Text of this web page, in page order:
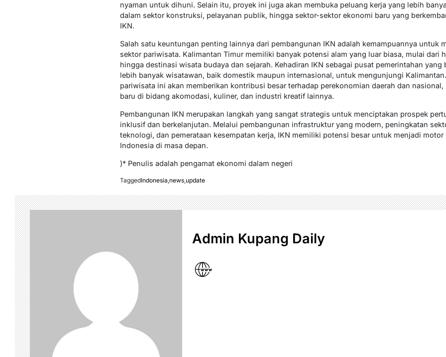
nyaman untuk dihuni. Selain itu, proyek ini juga akan membuka peluang kerja yang lebih
dalam sektor konstruksi, pelayanan publik, hingga sektor-sektor ekonomi baru yang
IKN.
Salah satu keuntungan penting lainnya dari pembangunan IKN adalah kemampuannya untuk
sektor pariwisata. Kalimantan Timur memiliki banyak potensi alam yang luar biasa, mulai dari
hingga destinasi wisata budaya dan sejarah. Kehadiran IKN sebagai pusat pemerintahan yang
lebih banyak wisatawan, baik domestik maupun internasional, untuk mengunjungi
pariwisata ini akan memberikan kontribusi besar terhadap perekonomian daerah dan
baru di bidang akomodasi, kuliner, dan industri kreatif lainnya.
Pembangunan IKN merupakan langkah yang sangat strategis untuk menciptakan prospek
inklusif dan berkelanjutan. Melalui pembangunan infrastruktur yang modern, peningkatan
teknologi, dan pemerataan kesempatan kerja, IKN memiliki potensi besar untuk menjadi
Indonesia di masa depan.
)* Penulis adalah pengamat ekonomi dalam negeri
TaggedIndonesia,news,update
Admin Kupang Daily